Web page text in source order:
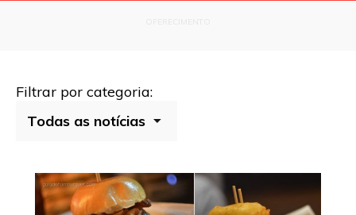
Filtrar por categoria: